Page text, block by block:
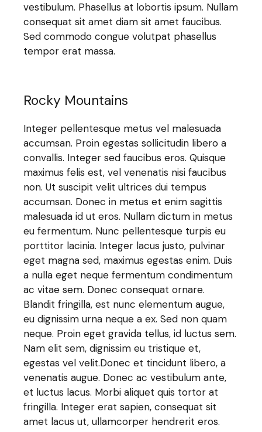
vestibulum. Phasellus at lobortis ipsum. Nullam
consequat sit amet diam sit amet faucibus.
Sed commodo congue volutpat phasellus
tempor erat massa.
Rocky Mountains
Integer pellentesque metus vel malesuada
accumsan. Proin egestas sollicitudin libero a
convallis. Integer sed faucibus eros. Quisque
maximus felis est, vel venenatis nisi faucibus
non. Ut suscipit velit ultrices dui tempus
accumsan. Donec in metus et enim sagittis
malesuada id ut eros. Nullam dictum in metus
eu fermentum. Nunc pellentesque turpis eu
porttitor lacinia. Integer lacus justo, pulvinar
eget magna sed, maximus egestas enim. Duis
a nulla eget neque fermentum condimentum
ac vitae sem. Donec consequat ornare.
Blandit fringilla, est nunc elementum augue,
eu dignissim urna neque a ex. Sed non quam
neque. Proin eget gravida tellus, id luctus sem.
Nam elit sem, dignissim eu tristique et,
egestas vel velit.Donec et tincidunt libero, a
venenatis augue. Donec ac vestibulum ante,
et luctus lacus. Morbi aliquet quis tortor at
fringilla. Integer erat sapien, consequat sit
amet lacus ut, ullamcorper hendrerit eros.